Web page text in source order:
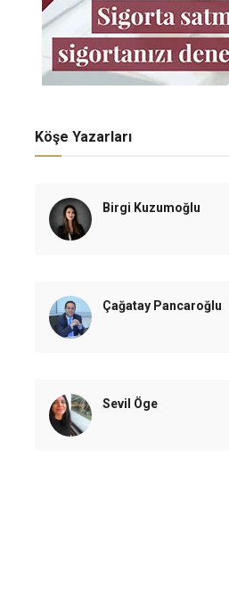
Köşe Yazarları
Birgi Kuzumoğlu
Çağatay Pancaroğlu
Sevil Öge